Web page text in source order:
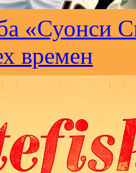
«Суонси
времен